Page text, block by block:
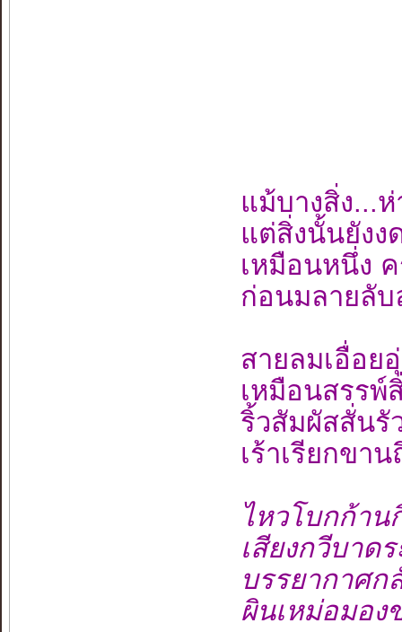
แม้บางสิ่ง...
แต่สิ่งนั้นยังง
เหมือนหนึ่ง
ก่อนมลายลับ
สายลมเอื่อย
เหมือนสรรพ์
ริ้วสัมผัสสั่นรั
เร้าเรียกขา
ไหวโบกก้า
เสียงกวีบา
บรรยากาศ
ผินเหม่อมอ